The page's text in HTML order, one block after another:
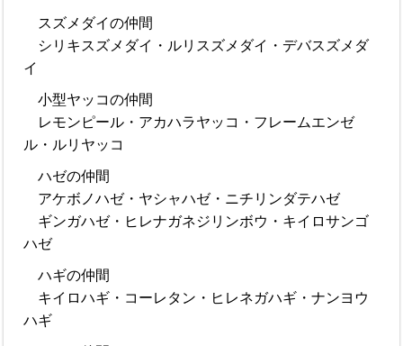
スズメダイの仲間
シリキスズメダイ・ルリスズメダイ・デバスズメダ
イ
小型ヤッコの仲間
レモンピール・アカハラヤッコ・フレームエンゼ
ル・ルリヤッコ
ハゼの仲間
アケボノハゼ・ヤシャハゼ・ニチリンダテハゼ
ギンガハゼ・ヒレナガネジリンボウ・キイロサンゴ
ハゼ
ハギの仲間
キイロハギ・コーレタン・ヒレネガハギ・ナンヨウ
ハギ